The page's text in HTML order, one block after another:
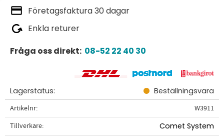
Företagsfaktura 30 dagar
Enkla returer
Fråga oss direkt: 08-52 22 40 30
Lagerstatus Beställningsvara
Artikelnr
W3911
Tillverkare
Comet System